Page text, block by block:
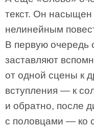
текст. Он
нелинейным
В первую очередь
заставляют
от одной сцены к
вступления — к
и обратно, после
с половцами — ко